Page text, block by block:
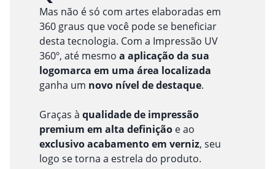
Mas não é só com artes elaboradas em
360 graus que você pode se beneficiar
desta tecnologia. Com a Impressão UV
360º, até mesmo a aplicação da sua
logomarca em uma área localizada
ganha um novo nível de destaque.
Graças à qualidade de impressão
premium em alta definição e ao
exclusivo acabamento em verniz, seu
logo se torna a estrela do produto.